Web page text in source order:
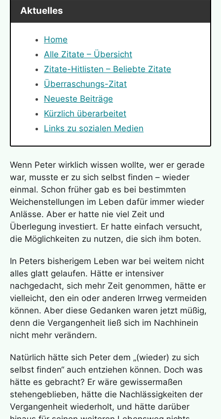
Aktuelles
Home
Alle Zitate – Übersicht
Zitate-Hitlisten – Beliebte Zitate
Überraschungs-Zitat
Neueste Beiträge
Kürzlich überarbeitet
Links zu sozialen Medien
Wenn Peter wirklich wissen wollte, wer er gerade
war, musste er zu sich selbst finden – wieder
einmal. Schon früher gab es bei bestimmten
Weichenstellungen im Leben dafür immer wieder
Anlässe. Aber er hatte nie viel Zeit und
Überlegung investiert. Er hatte einfach versucht,
die Möglichkeiten zu nutzen, die sich ihm boten.
In Peters bisherigem Leben war bei weitem nicht
alles glatt gelaufen. Hätte er intensiver
nachgedacht, sich mehr Zeit genommen, hätte er
vielleicht, den ein oder anderen Irrweg vermeiden
können. Aber diese Gedanken waren jetzt müßig,
denn die Vergangenheit ließ sich im Nachhinein
nicht mehr verändern.
Natürlich hätte sich Peter dem „(wieder) zu sich
selbst finden“ auch entziehen können. Doch was
hätte es gebracht? Er wäre gewissermaßen
stehengeblieben, hätte die Nachlässigkeiten der
Vergangenheit wiederholt, und hätte darüber